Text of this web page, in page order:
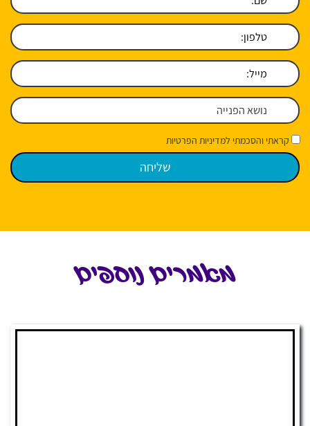
קראתי והסכמתי למדיניות הפרטיות
מאמרים נוספים